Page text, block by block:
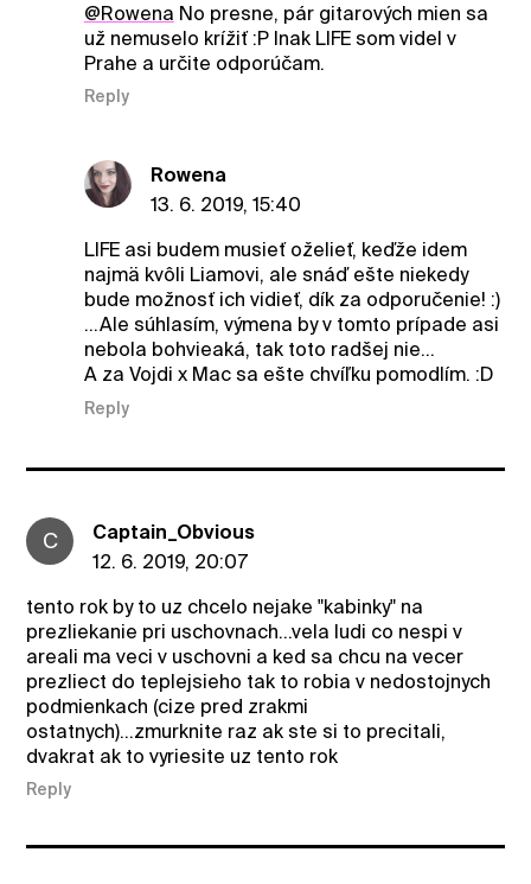
@Rowena No presne, pár gitarových mien sa
už nemuselo krížiť :P Inak LIFE som videl v
Prahe a určite odporúčam.
Reply
Rowena
13. 6. 2019, 15:40
LIFE asi budem musieť oželieť, keďže idem
najmä kvôli Liamovi, ale snáď ešte niekedy
bude možnosť ich vidieť, dík za odporučenie! :)
...Ale súhlasím, výmena by v tomto prípade asi
nebola bohvieaká, tak toto radšej nie...
A za Vojdi x Mac sa ešte chvíľku pomodlím. :D
Reply
C
Captain_Obvious
12. 6. 2019, 20:07
tento rok by to uz chcelo nejake "kabinky" na
prezliekanie pri uschovnach...vela ludi co nespi v
areali ma veci v uschovni a ked sa chcu na vecer
prezliect do teplejsieho tak to robia v nedostojnych
podmienkach (cize pred zrakmi
ostatnych)...zmurknite raz ak ste si to precitali,
dvakrat ak to vyriesite uz tento rok
Reply